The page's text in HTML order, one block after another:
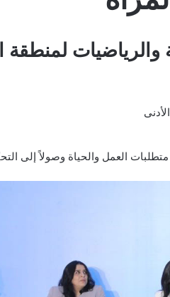
والرياضيات
العمل والحياة وصولاً إلى